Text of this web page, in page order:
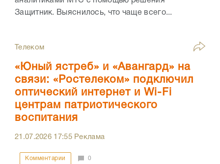
Защитник. Выяснилось, что чаще всего...
Телеком
«Юный ястреб» и «Авангард» на
связи: «Ростелеком» подключил
оптический интернет и Wi-Fi
центрам патриотического
воспитания
21.07.2026 17:55Реклама
Комментарии 0